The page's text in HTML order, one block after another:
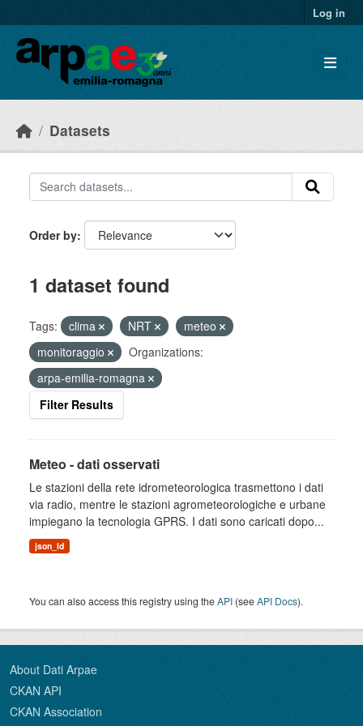
Log in
Datasets
Order by
1 dataset found
Tags: clima NRT
meteo
monitoraggio
Organizations:
arpa-emilia-romagna
Filter Results
Meteo - dati osservati
Le stazioni della rete idrometeorologica trasmettono i dati
via radio, mentre le stazioni agrometeorologiche e urbane
impiegano la tecnologia GPRS. I dati sono caricati dopo...
json_ld
You can also access this registry using theAPI (seeAPI Docs).
About Dati Arpae
CKAN API
CKAN Association